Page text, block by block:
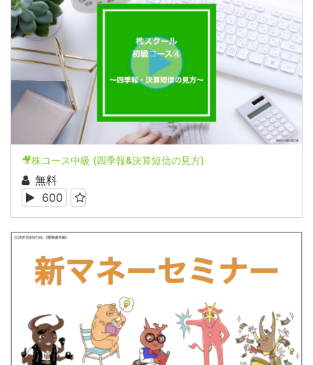
🎥株コース中級 (四季報&決算短信の見方)
無料
600